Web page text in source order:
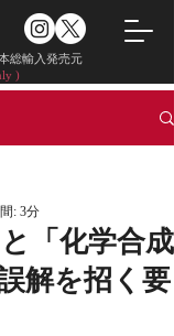
総輸入発売元
)
「化学合成
解を招く要
: 3分